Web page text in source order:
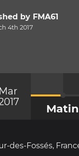
by FMA61
4th 2017
Mar
des-Fossés,